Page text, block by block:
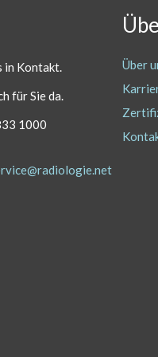
in Kontakt.
für Sie da.
1000
Über